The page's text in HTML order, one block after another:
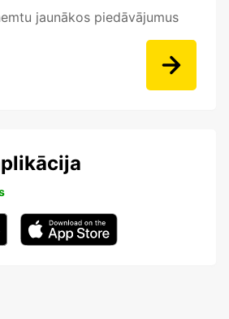
jaunākos piedāvājumus